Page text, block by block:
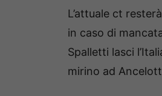
L’attuale ct
in caso di
Spalletti lasci
mirino ad